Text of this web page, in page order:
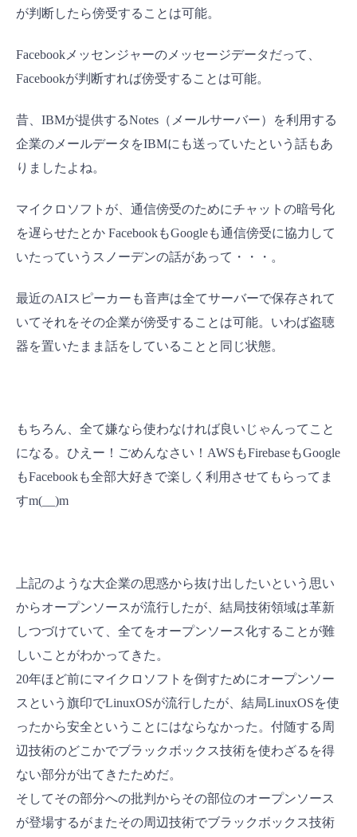
が判断したら傍受することは可能。
Facebookメッセンジャーのメッセージデータだって、
Facebookが判断すれば傍受することは可能。
昔、IBMが提供するNotes（メールサーバー）を利用する
企業のメールデータをIBMにも送っていたという話もあ
りましたよね。
マイクロソフトが、通信傍受のためにチャットの暗号化
を遅らせたとか FacebookもGoogleも通信傍受に協力して
いたっていうスノーデンの話があって・・・。
最近のAIスピーカーも音声は全てサーバーで保存されて
いてそれをその企業が傍受することは可能。いわば盗聴
器を置いたまま話をしていることと同じ状態。
もちろん、全て嫌なら使わなければ良いじゃんってこと
になる。ひえー！ごめんなさい！AWSもFirebaseもGoogle
もFacebookも全部大好きで楽しく利用させてもらってま
すm(__)m
上記のような大企業の思惑から抜け出したいという思い
からオープンソースが流行したが、結局技術領域は革新
しつづけていて、全てをオープンソース化することが難
しいことがわかってきた。
20年ほど前にマイクロソフトを倒すためにオープンソー
スという旗印でLinuxOSが流行したが、結局LinuxOSを使
ったから安全ということにはならなかった。付随する周
辺技術のどこかでブラックボックス技術を使わざるを得
ない部分が出てきたためだ。
そしてその部分への批判からその部位のオープンソース
が登場するがまたその周辺技術でブラックボックス技術